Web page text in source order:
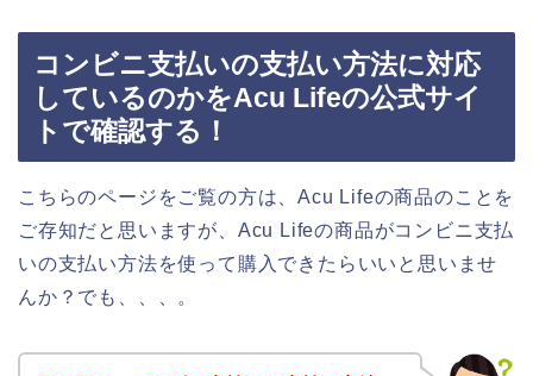
コンビニ支払いの支払い方法に対応
しているのかをAcu Lifeの公式サイ
トで確認する！
こちらのページをご覧の方は、Acu Lifeの商品のことを
ご存知だと思いますが、Acu Lifeの商品がコンビニ支払
いの支払い方法を使って購入できたらいいと思いませ
んか？でも、、、。